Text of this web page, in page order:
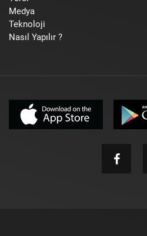
Medya
Teknoloji
Nasıl Yapılır ?